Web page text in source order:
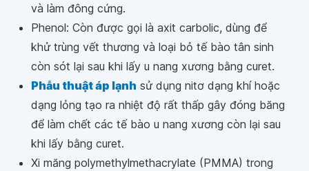
và làm đông cứng.
Phenol: Còn được gọi là axit carbolic, dùng để
khử trùng vết thương và loại bỏ tế bào tân sinh
còn sót lại sau khi lấy u nang xương bằng curet.
Phẫu thuật áp lạnh sử dụng nitơ dạng khí hoặc
dạng lỏng tạo ra nhiệt độ rất thấp gây đóng băng
để làm chết các tế bào u nang xương còn lại sau
khi lấy bằng curet.
Xi măng polymethylmethacrylate (PMMA) trong